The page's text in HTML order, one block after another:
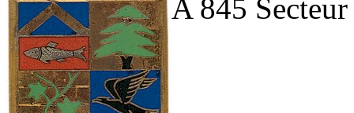
A 845